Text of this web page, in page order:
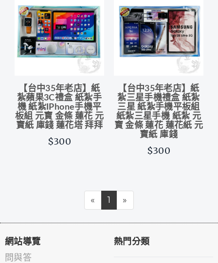
【台中35年老店】紙
紮蘋果3C禮盒 紙紮手
機 紙紮IPhone手機平
板組 元寶 金條 蓮花 元
寶紙 庫錢 蓮花塔 拜拜
$300
【台中35年老店】紙
紮三星手機禮盒 紙紮
三星 紙紮手機平板組
紙紮三星手機 紙紮 元
寶 金條 蓮花 蓮花紙 元
寶紙 庫錢
$300
« 1 »
網站導覽
問與答
熱門分類